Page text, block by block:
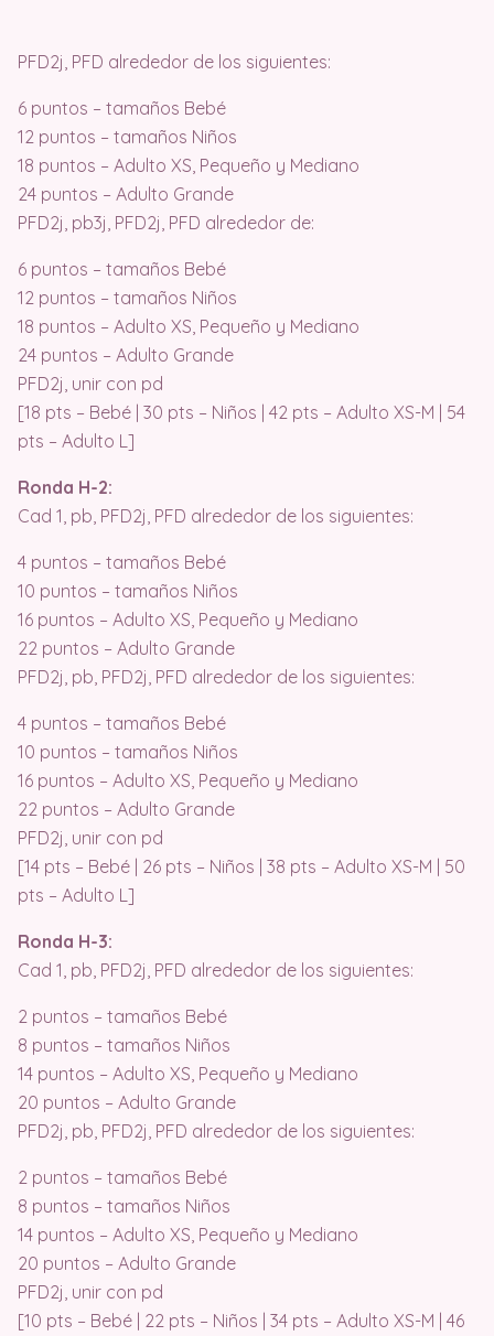
PFD2j, PFD alrededor de los siguientes:
6 puntos – tamaños Bebé
12 puntos – tamaños Niños
18 puntos – Adulto XS, Pequeño y Mediano
24 puntos – Adulto Grande
PFD2j, pb3j, PFD2j, PFD alrededor de:
6 puntos – tamaños Bebé
12 puntos – tamaños Niños
18 puntos – Adulto XS, Pequeño y Mediano
24 puntos – Adulto Grande
PFD2j, unir con pd
[18 pts – Bebé | 30 pts – Niños | 42 pts – Adulto XS-M | 54
pts – Adulto L]
Ronda H-2:
Cad 1, pb, PFD2j, PFD alrededor de los siguientes:
4 puntos – tamaños Bebé
10 puntos – tamaños Niños
16 puntos – Adulto XS, Pequeño y Mediano
22 puntos – Adulto Grande
PFD2j, pb, PFD2j, PFD alrededor de los siguientes:
4 puntos – tamaños Bebé
10 puntos – tamaños Niños
16 puntos – Adulto XS, Pequeño y Mediano
22 puntos – Adulto Grande
PFD2j, unir con pd
[14 pts – Bebé | 26 pts – Niños | 38 pts – Adulto XS-M | 50
pts – Adulto L]
Ronda H-3:
Cad 1, pb, PFD2j, PFD alrededor de los siguientes:
2 puntos – tamaños Bebé
8 puntos – tamaños Niños
14 puntos – Adulto XS, Pequeño y Mediano
20 puntos – Adulto Grande
PFD2j, pb, PFD2j, PFD alrededor de los siguientes:
2 puntos – tamaños Bebé
8 puntos – tamaños Niños
14 puntos – Adulto XS, Pequeño y Mediano
20 puntos – Adulto Grande
PFD2j, unir con pd
[10 pts – Bebé | 22 pts – Niños | 34 pts – Adulto XS-M | 46